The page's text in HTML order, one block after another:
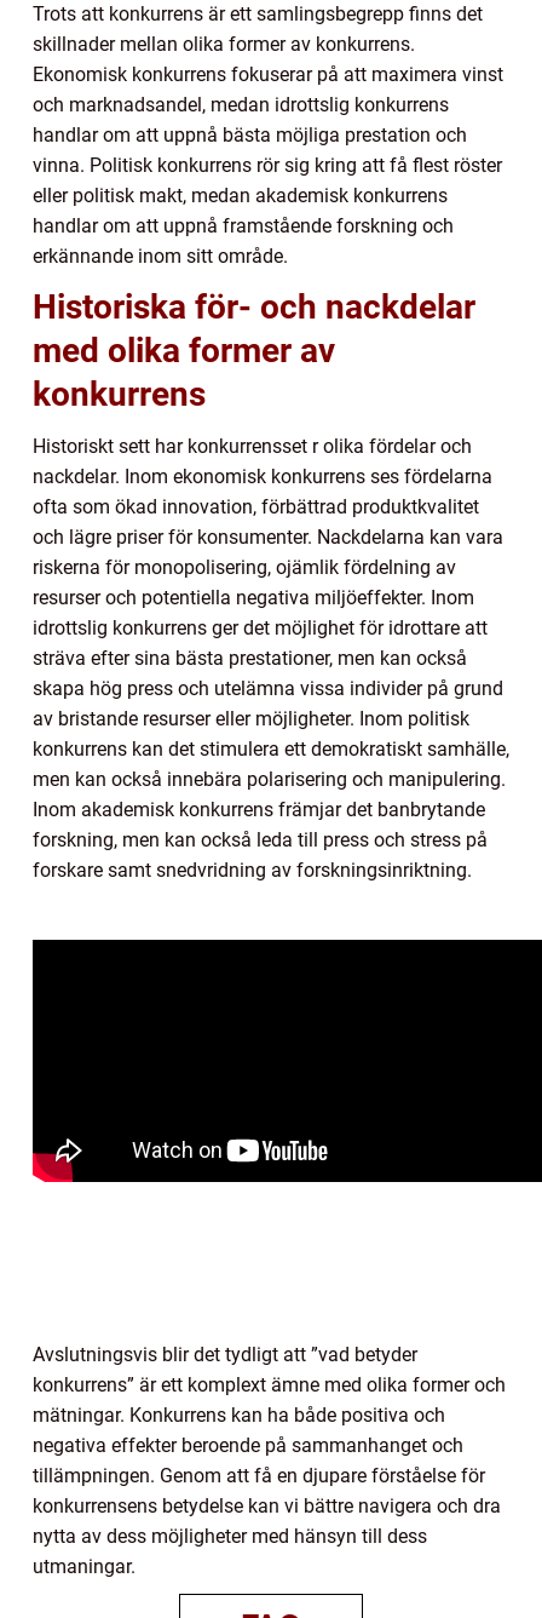
Trots att konkurrens är ett samlingsbegrepp finns det
skillnader mellan olika former av konkurrens.
Ekonomisk konkurrens fokuserar på att maximera vinst
och marknadsandel, medan idrottslig konkurrens
handlar om att uppnå bästa möjliga prestation och
vinna. Politisk konkurrens rör sig kring att få flest röster
eller politisk makt, medan akademisk konkurrens
handlar om att uppnå framstående forskning och
erkännande inom sitt område.
Historiska för- och nackdelar
med olika former av
konkurrens
Historiskt sett har konkurrensset r olika fördelar och
nackdelar. Inom ekonomisk konkurrens ses fördelarna
ofta som ökad innovation, förbättrad produktkvalitet
och lägre priser för konsumenter. Nackdelarna kan vara
riskerna för monopolisering, ojämlik fördelning av
resurser och potentiella negativa miljöeffekter. Inom
idrottslig konkurrens ger det möjlighet för idrottare att
sträva efter sina bästa prestationer, men kan också
skapa hög press och utelämna vissa individer på grund
av bristande resurser eller möjligheter. Inom politisk
konkurrens kan det stimulera ett demokratiskt samhälle,
men kan också innebära polarisering och manipulering.
Inom akademisk konkurrens främjar det banbrytande
forskning, men kan också leda till press och stress på
forskare samt snedvridning av forskningsinriktning.
Avslutningsvis blir det tydligt att ”vad betyder
konkurrens” är ett komplext ämne med olika former och
mätningar. Konkurrens kan ha både positiva och
negativa effekter beroende på sammanhanget och
tillämpningen. Genom att få en djupare förståelse för
konkurrensens betydelse kan vi bättre navigera och dra
nytta av dess möjligheter med hänsyn till dess
utmaningar.